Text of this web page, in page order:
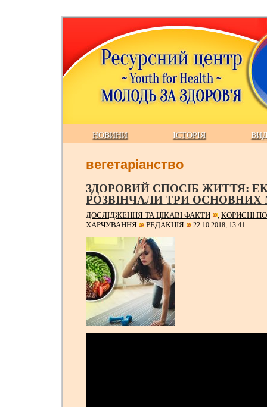
НОВИНИ ІСТОРІЯ
вегетаріанство
ЗДОРОВИЙ СПОСІБ ЖИТТЯ:
РОЗВІНЧАЛИ ТРИ ОСНОВНИХ
ДОСЛІДЖЕННЯ ТА ЦІКАВІ ФАКТИ , КОРИСНІ
ХАРЧУВАННЯ
РЕДАКЦІЯ 22.10.2018, 13:41